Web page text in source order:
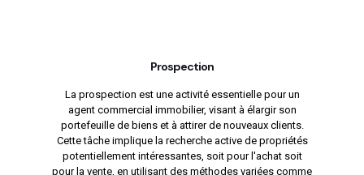
Prospection
La prospection est une activité essentielle pour un
agent commercial immobilier, visant à élargir son
portefeuille de biens et à attirer de nouveaux clients.
Cette tâche implique la recherche active de propriétés
potentiellement intéressantes, soit pour l'achat soit
pour la vente, en utilisant des méthodes variées comme